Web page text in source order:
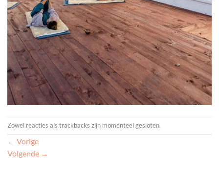
Zowel reacties als trackbacks zijn momenteel gesloten.
← Vorige
Volgende →